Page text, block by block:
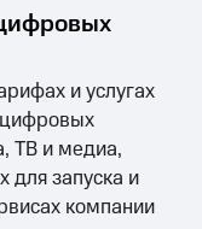
и услугах
ТВ и медиа,
для запуска и
компании